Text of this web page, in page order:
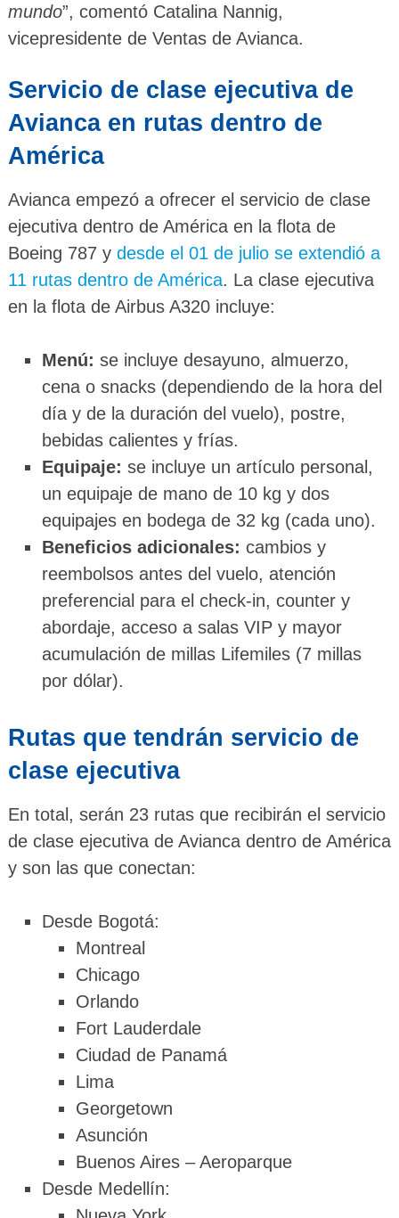
mundo”, comentó Catalina Nannig,
vicepresidente de Ventas de Avianca.
Servicio de clase ejecutiva de
Avianca en rutas dentro de
América
Avianca empezó a ofrecer el servicio de clase
ejecutiva dentro de América en la flota de
Boeing 787 y desde el 01 de julio se extendió a
11 rutas dentro de América. La clase ejecutiva
en la flota de Airbus A320 incluye:
Menú: se incluye desayuno, almuerzo,
cena o snacks (dependiendo de la hora del
día y de la duración del vuelo), postre,
bebidas calientes y frías.
Equipaje: se incluye un artículo personal,
un equipaje de mano de 10 kg y dos
equipajes en bodega de 32 kg (cada uno).
Beneficios adicionales: cambios y
reembolsos antes del vuelo, atención
preferencial para el check-in, counter y
abordaje, acceso a salas VIP y mayor
acumulación de millas Lifemiles (7 millas
por dólar).
Rutas que tendrán servicio de
clase ejecutiva
En total, serán 23 rutas que recibirán el servicio
de clase ejecutiva de Avianca dentro de América
y son las que conectan:
Desde Bogotá:
Montreal
Chicago
Orlando
Fort Lauderdale
Ciudad de Panamá
Lima
Georgetown
Asunción
Buenos Aires – Aeroparque
Desde Medellín: